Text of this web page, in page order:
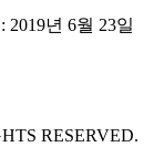
2019년 6월 23일
RESERVED.